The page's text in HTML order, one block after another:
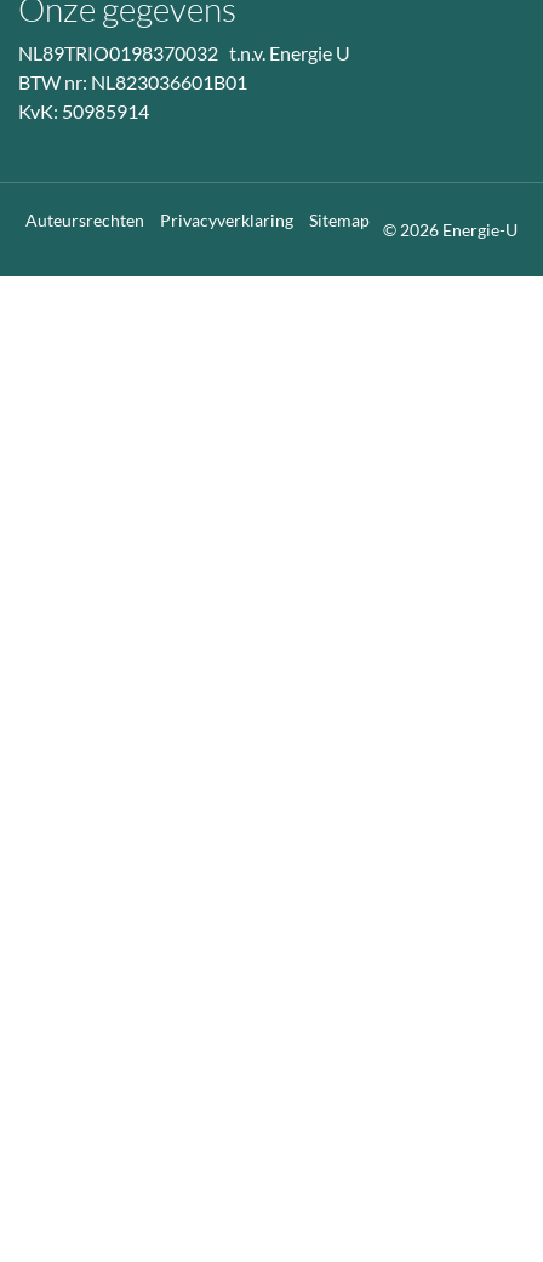
Onze gegevens
NL89TRIO0198370032 t.n.v. Energie U
BTW nr: NL823036601B01
KvK: 50985914
© 2026 Energie-U
Auteursrechten Privacyverklaring Sitemap